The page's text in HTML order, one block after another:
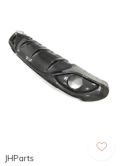
JHParts